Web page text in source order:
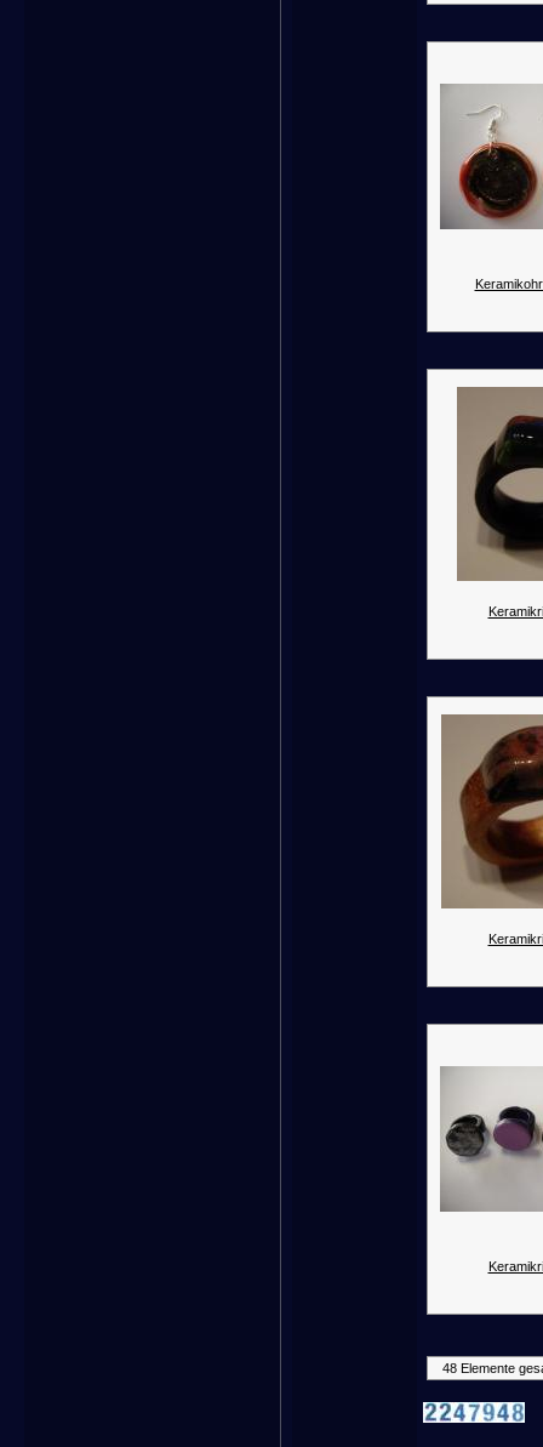
48 Elemente